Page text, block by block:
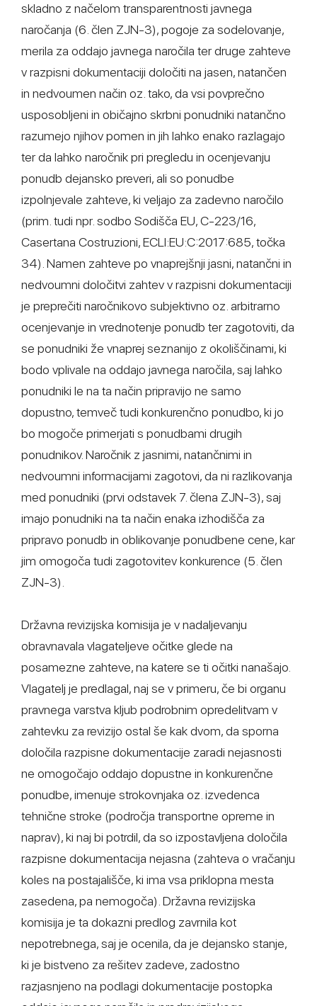
skladno z načelom transparentnosti javnega
naročanja (6. člen ZJN-3), pogoje za sodelovanje,
merila za oddajo javnega naročila ter druge zahteve
v razpisni dokumentaciji določiti na jasen, natančen
in nedvoumen način oz. tako, da vsi povprečno
usposobljeni in običajno skrbni ponudniki natančno
razumejo njihov pomen in jih lahko enako razlagajo
ter da lahko naročnik pri pregledu in ocenjevanju
ponudb dejansko preveri, ali so ponudbe
izpolnjevale zahteve, ki veljajo za zadevno naročilo
(prim. tudi npr. sodbo Sodišča EU, C-223/16,
Casertana Costruzioni, ECLI:EU:C:2017:685, točka
34). Namen zahteve po vnaprejšnji jasni, natančni in
nedvoumni določitvi zahtev v razpisni dokumentaciji
je preprečiti naročnikovo subjektivno oz. arbitrarno
ocenjevanje in vrednotenje ponudb ter zagotoviti, da
se ponudniki že vnaprej seznanijo z okoliščinami, ki
bodo vplivale na oddajo javnega naročila, saj lahko
ponudniki le na ta način pripravijo ne samo
dopustno, temveč tudi konkurenčno ponudbo, ki jo
bo mogoče primerjati s ponudbami drugih
ponudnikov. Naročnik z jasnimi, natančnimi in
nedvoumni informacijami zagotovi, da ni razlikovanja
med ponudniki (prvi odstavek 7. člena ZJN-3), saj
imajo ponudniki na ta način enaka izhodišča za
pripravo ponudb in oblikovanje ponudbene cene, kar
jim omogoča tudi zagotovitev konkurence (5. člen
ZJN-3).
Državna revizijska komisija je v nadaljevanju
obravnavala vlagateljeve očitke glede na
posamezne zahteve, na katere se ti očitki nanašajo.
Vlagatelj je predlagal, naj se v primeru, če bi organu
pravnega varstva kljub podrobnim opredelitvam v
zahtevku za revizijo ostal še kak dvom, da sporna
določila razpisne dokumentacije zaradi nejasnosti
ne omogočajo oddajo dopustne in konkurenčne
ponudbe, imenuje strokovnjaka oz. izvedenca
tehnične stroke (področja transportne opreme in
naprav), ki naj bi potrdil, da so izpostavljena določila
razpisne dokumentacija nejasna (zahteva o vračanju
koles na postajališče, ki ima vsa priklopna mesta
zasedena, pa nemogoča). Državna revizijska
komisija je ta dokazni predlog zavrnila kot
nepotrebnega, saj je ocenila, da je dejansko stanje,
ki je bistveno za rešitev zadeve, zadostno
razjasnjeno na podlagi dokumentacije postopka